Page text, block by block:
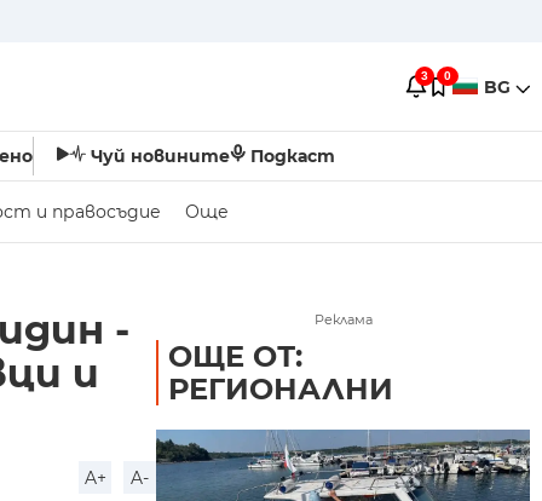
3 0 BG
Чуй новините Подкаст
и правосъдие Още
-
и
A+
A-
Реклама
ОЩЕ ОТ:
РЕГИОНАЛНИ